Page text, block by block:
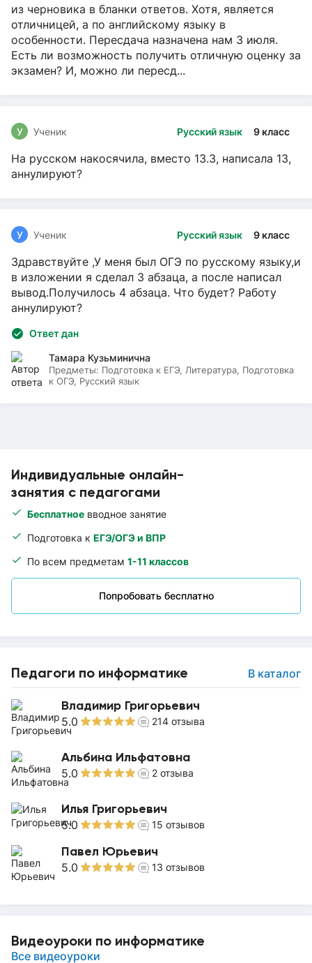
Индивидуальные онлайн-
занятия с педагогами
Бесплатное вводное занятие
Подготовка к ЕГЭ/ОГЭ и ВПР
По всем предметам 1-11 классов
Попробовать бесплатно
Педагоги по информатике В каталог
Владимир Григорьевич
5.0 214 отзыва
Альбина Ильфатовна
5.0 2 отзыва
Илья Григорьевич
5.0 15 отзывов
Павел Юрьевич
5.0 13 отзывов
Видеоуроки по информатике
Все видеоуроки
из черновика в бланки ответов. Хотя, является
отличницей, а по английскому языку в
особенности. Пересдача назначена нам 3 июля.
Есть ли возможность получить отличную оценку за
экзамен? И, можно ли пересд...
Русский язык 9 класс
У Ученик
На русском накосячила, вместо 13.3, написала 13,
аннулируют?
Русский язык 9 класс
У Ученик
Здравствуйте ,У меня был ОГЭ по русскому языку,и
в изложении я сделал 3 абзаца, а после написал
вывод.Получилось 4 абзаца. Что будет? Работу
аннулируют?
Ответ дан
Тамара Кузьминична
Предметы: Подготовка к ЕГЭ, Литература, Подготовка
к ОГЭ, Русский язык